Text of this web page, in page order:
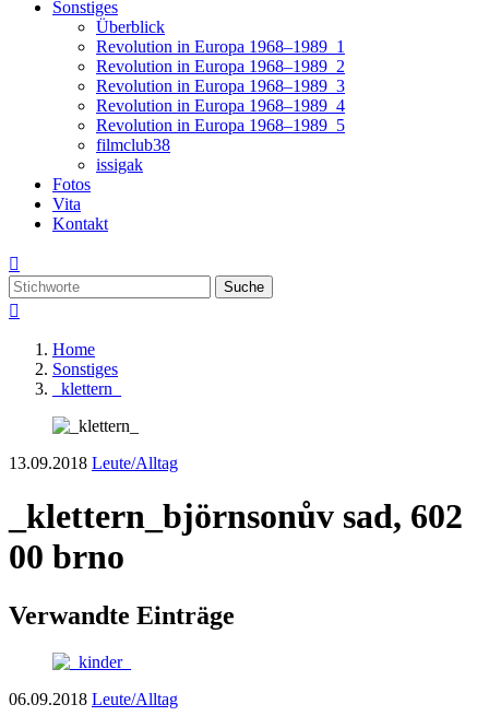
Sonstiges
Überblick
Revolution in Europa 1968–1989_1
Revolution in Europa 1968–1989_2
Revolution in Europa 1968–1989_3
Revolution in Europa 1968–1989_4
Revolution in Europa 1968–1989_5
filmclub38
issigak
Fotos
Vita
Kontakt

Suche

Home
Sonstiges
_klettern_
13.09.2018 Leute/Alltag
_klettern_ björnsonův sad, 602
00 brno
Verwandte Einträge
06.09.2018 Leute/Alltag